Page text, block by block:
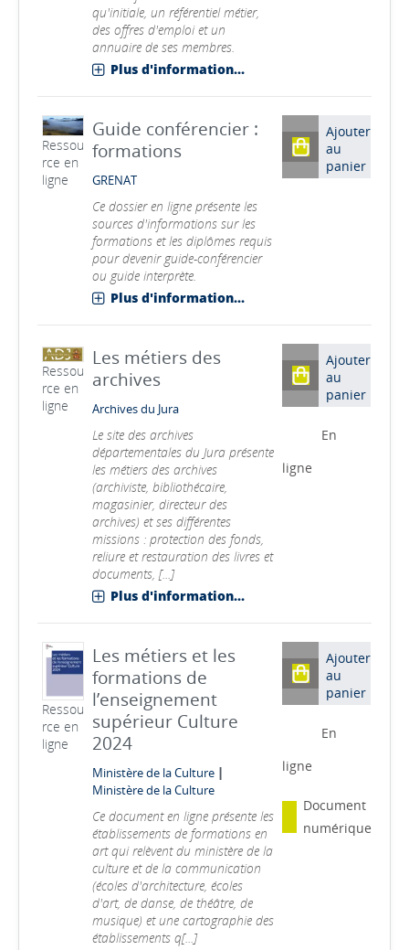
qu'initiale, un référentiel métier,
des offres d'emploi et un
annuaire de ses membres.
Plus d'information...
Ressou
rce en
ligne
Guide conférencier :
formations
GRENAT
Ce dossier en ligne présente les
sources d'informations sur les
formations et les diplômes requis
pour devenir guide-conférencier
ou guide interprète.
Plus d'information...
Ajouter
au
panier
Ressou
rce en
ligne
Les métiers des
archives
Archives du Jura
Le site des archives
départementales du Jura présente
les métiers des archives
(archiviste, bibliothécaire,
magasinier, directeur des
archives) et ses différentes
missions : protection des fonds,
reliure et restauration des livres et
documents, [...]
Plus d'information...
Ajouter
au
panier
En
ligne
Ressou
rce en
ligne
Les métiers et les
formations de
l’enseignement
supérieur Culture
2024
Ministère de la Culture |
Ministère de la Culture
Ce document en ligne présente les
établissements de formations en
art qui relèvent du ministère de la
culture et de la communication
(écoles d'architecture, écoles
d'art, de danse, de théâtre, de
musique) et une cartographie des
établissements q[...]
Ajouter
au
panier
En
ligne
Document
numérique